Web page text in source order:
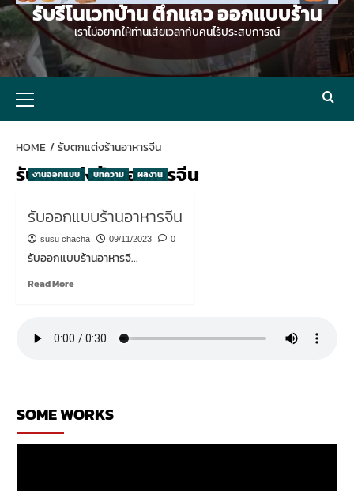
รับรีโนเวทบ้าน ตึกแถว ออกแบบร้าน
เราไม่อยากให้ท่านเสียเวลากับคนไร้ประสบการณ์
Menu
HOME รับตกแต่งร้านอาหารจีน
รับตกแต่งร้านอาหารจีน
งานออกแบบ บทความ ผลงาน
รับออกแบบร้านอาหารจีน
susu chacha 09/11/2023 0
รับออกแบบร้านอาหารจี...
Read MoreRead
ออกแบบ
SOME WORKS